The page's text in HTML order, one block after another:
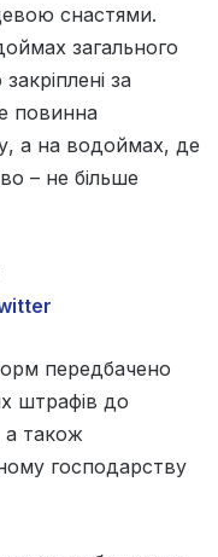
снастями.
загального
за
повинна
а на водоймах, де
– не більше
передбачено
штрафів до
а також
господарству